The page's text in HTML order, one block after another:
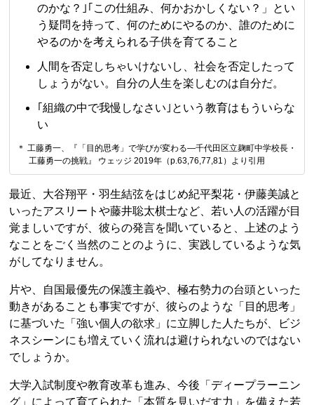
のかな？｣｢この仕組み、何かおかしくない？」とい
う疑問を持って、何のためにやるのか、誰のために
やるのかを考えられる子供を育てること
人間を否定しちゃいけないし、社会を否定したって
しょうがない。自分の人生を楽しむのは自分だ。
｢組織の中で我慢しなさい｣という教育はもういらな
い
＊ 工藤勇一、『「目的思考」で学びが変わる—千代田区立麹町中学校長・
工藤勇一の挑戦』 ウェッジ 2019年（p.63,76,77,81）より引用
最近、大谷翔平・羽生結弦をはじめ紀平梨花・伊藤美誠と
いったアスリートや藤井聡太棋士など、若い人の活躍が目
覚ましいですが、彼らの発言を聞いていると、上述のよう
なことをごく当然のことのように、実践しているような気
がしてなりません。
片や、自国最優先の保護主義や、極右勢力の台頭といった
動きがあることも事実ですが、彼らのような「目的思考」
に基づいた「強い個人の欲求」に立脚した人たちが、ビジ
ネスシーンにも増えていく流れは避けられないのではない
でしょうか。
大学入試制度や教育改革も進み、今後「ディープラーニン
グ」によって育てられた「本質を見いだす力」を備えた若